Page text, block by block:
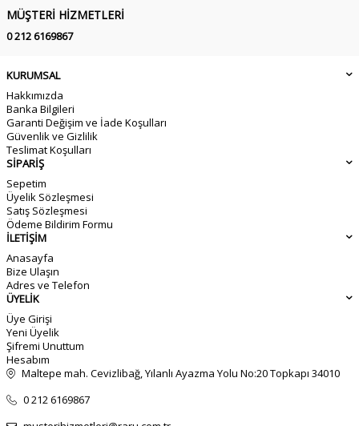
MÜŞTERI HIZMETLERI
0 212 6169867
KURUMSAL
Hakkımızda
Banka Bilgileri
Garanti Değişim ve İade Koşulları
Güvenlik ve Gizlilik
Teslimat Koşulları
SİPARİŞ
Sepetim
Üyelik Sözleşmesi
Satış Sözleşmesi
Ödeme Bildirim Formu
İLETİŞİM
Anasayfa
Bize Ulaşın
Adres ve Telefon
ÜYELİK
Üye Girişi
Yeni Üyelik
Şifremi Unuttum
Hesabım
Maltepe mah. Cevizlibağ, Yılanlı Ayazma Yolu No:20 Topkapı 34010
0 212 6169867